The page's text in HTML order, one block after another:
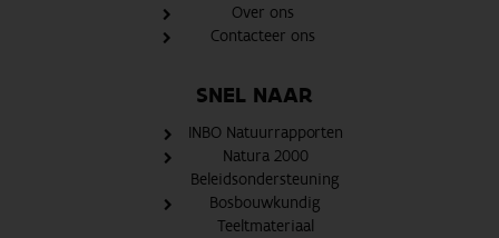
Over ons
Contacteer ons
SNEL NAAR
INBO Natuurrapporten
Natura 2000
Beleidsondersteuning
Bosbouwkundig
Teeltmateriaal